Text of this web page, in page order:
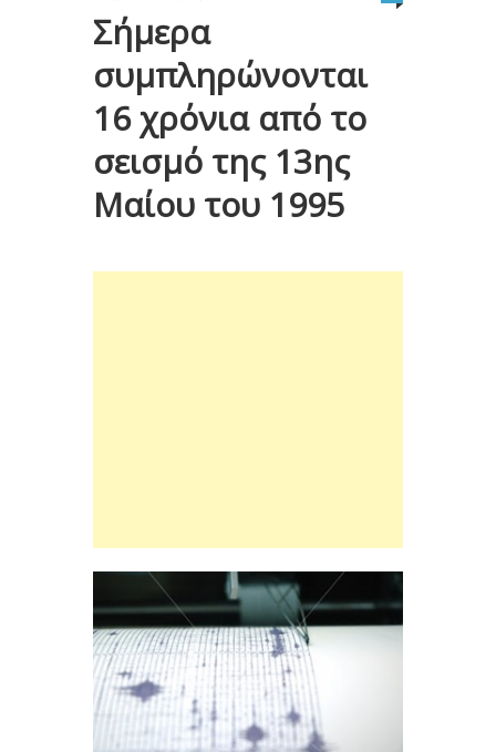
Σήμερα
συμπληρώνονται
16 χρόνια από το
σεισμό της 13ης
Μαίου του 1995